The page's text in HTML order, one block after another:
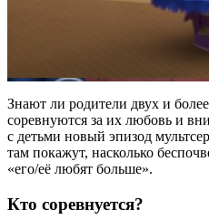
Знают ли родители двух и
соревнуются за их любовь и
с детьми новый эпизод
там покажут, насколько
«его/её любят больше».
Кто соревнуется?